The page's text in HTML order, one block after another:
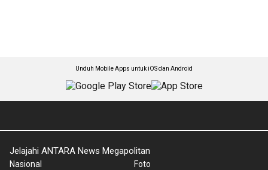
Unduh Mobile Apps untuk iOS dan Android
Jelajahi ANTARA News Megapolitan
Nasional
Foto